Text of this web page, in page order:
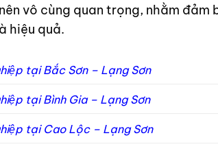
vô cùng quan trọng, nhằm đảm
hiệu quả.
tại Bắc Sơn – Lạng Sơn
tại Bình Gia – Lạng Sơn
tại Cao Lộc – Lạng Sơn